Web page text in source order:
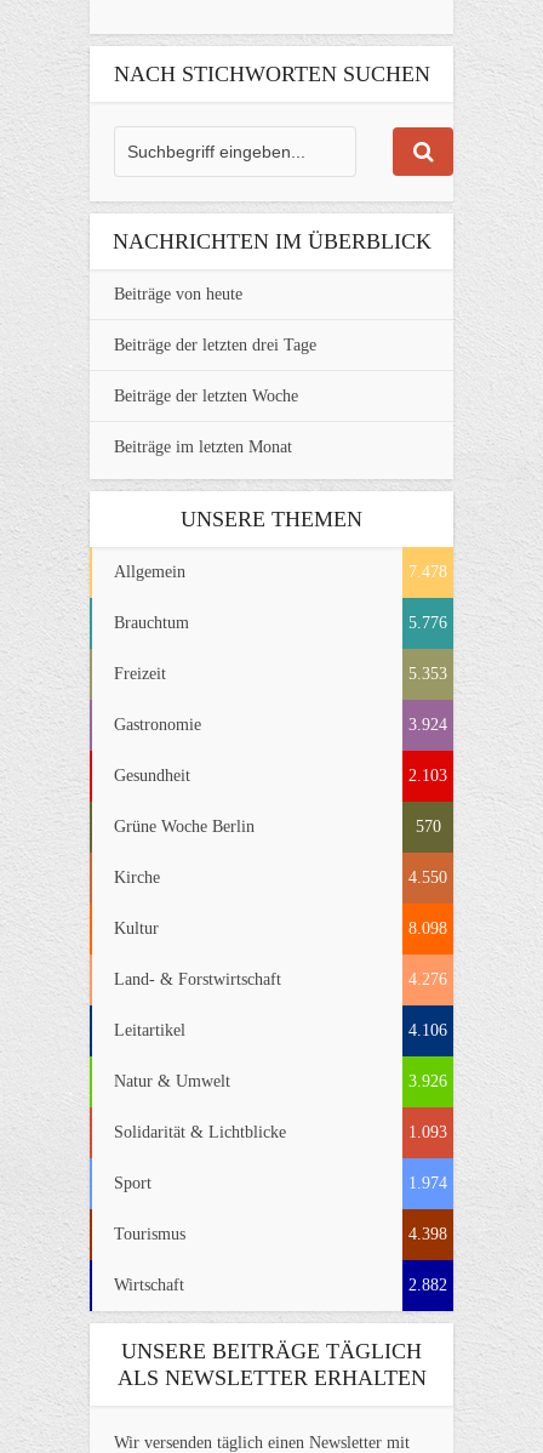
NACH STICHWORTEN SUCHEN
NACHRICHTEN IM ÜBERBLICK
Beiträge von heute
Beiträge der letzten drei Tage
Beiträge der letzten Woche
Beiträge im letzten Monat
UNSERE THEMEN
Allgemein 7.478
Brauchtum 5.776
Freizeit 5.353
Gastronomie 3.924
Gesundheit 2.103
Grüne Woche Berlin 570
Kirche 4.550
Kultur 8.098
Land- & Forstwirtschaft 4.276
Leitartikel 4.106
Natur & Umwelt 3.926
Solidarität & Lichtblicke 1.093
Sport 1.974
Tourismus 4.398
Wirtschaft 2.882
UNSERE BEITRÄGE TÄGLICH
ALS NEWSLETTER ERHALTEN
Wir versenden täglich einen Newsletter mit